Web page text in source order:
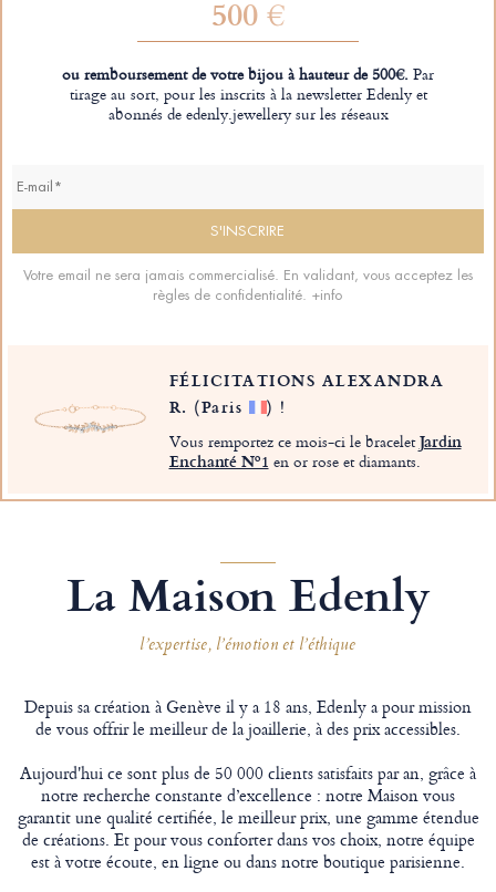
500 €
ou remboursement de votre bijou à hauteur de 500€.Par
tirage au sort, pour les inscrits à la newsletter Edenly et
abonnés de edenly.jewellery sur les réseaux
Votre email ne sera jamais commercialisé. En validant, vous acceptez les
règles de confidentialité. +info
FÉLICITATIONS ALEXANDRA
R. (Paris ) !
Vous remportez ce mois-ci le braceletJardin
Enchanté Nº1 en or rose et diamants.
La Maison Edenly
l’expertise, l’émotion et l’éthique
Depuis sa création à Genève il y a 18 ans, Edenly a pour mission
de vous offrir le meilleur de la joaillerie, à des prix accessibles.
Aujourd'hui ce sont plus de 50 000 clients satisfaits par an, grâce à
notre recherche constante d’excellence : notre Maison vous
garantit une qualité certifiée, le meilleur prix, une gamme étendue
de créations. Et pour vous conforter dans vos choix, notre équipe
est à votre écoute, en ligne ou dans notre boutique parisienne.